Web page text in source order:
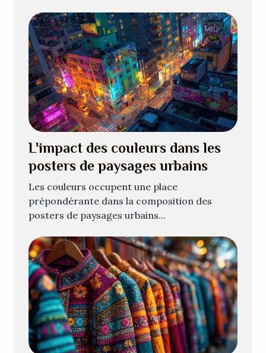
L'impact des couleurs dans les
posters de paysages urbains
Les couleurs occupent une place
prépondérante dans la composition des
posters de paysages urbains...